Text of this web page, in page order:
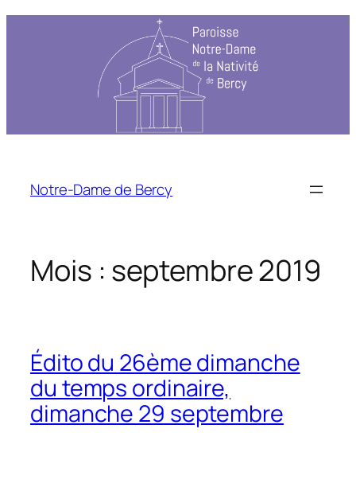
Notre-Dame de Bercy
Mois : septembre 2019
Édito du 26ème dimanche
du temps ordinaire,
dimanche 29 septembre